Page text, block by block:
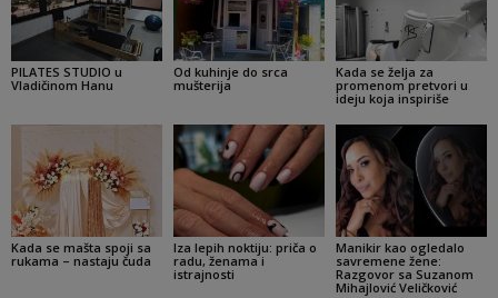
PILATES STUDIO u
Vladičinom Hanu
Od kuhinje do srca
mušterija
Kada se želja za
promenom pretvori u
ideju koja inspiriše
Kada se mašta spoji sa
rukama – nastaju čuda
Iza lepih noktiju: priča o
radu, ženama i
istrajnosti
Manikir kao ogledalo
savremene žene:
Razgovor sa Suzanom
Mihajlović Veličković